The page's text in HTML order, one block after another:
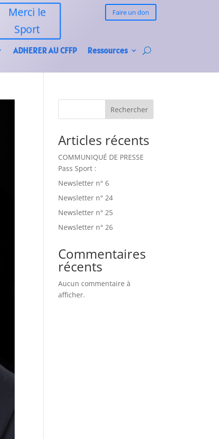
Merci le
Sport
Faire un don
ADHERER AU CFFP Ressources
Rechercher
Articles récents
COMMUNIQUÉ DE PRESSE
Pass Sport :
Newsletter n° 6
Newsletter n° 24
Newsletter n° 25
Newsletter n° 26
Commentaires
récents
Aucun commentaire à
afficher.